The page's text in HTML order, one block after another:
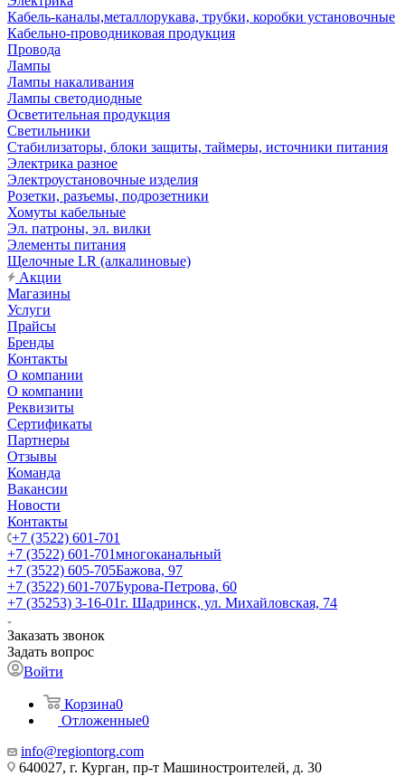
Кабель-каналы,металлорукава, трубки, коробки установочные
Кабельно-проводниковая продукция
Провода
Лампы
Лампы накаливания
Лампы светодиодные
Осветительная продукция
Светильники
Стабилизаторы, блоки защиты, таймеры, источники питания
Электрика разное
Электроустановочные изделия
Розетки, разъемы, подрозетники
Хомуты кабельные
Эл. патроны, эл. вилки
Элементы питания
Щелочные LR (алкалиновые)
Акции
Магазины
Услуги
Прайсы
Бренды
Контакты
О компании
О компании
Реквизиты
Сертификаты
Партнеры
Отзывы
Команда
Вакансии
Новости
Контакты
+7 (3522) 601-701
+7 (3522) 601-701многоканальный
+7 (3522) 605-705Бажова, 97
+7 (3522) 601-707Бурова-Петрова, 60
+7 (35253) 3-16-01г. Шадринск, ул. Михайловская, 74
Заказать звонок
Задать вопрос
Войти
Корзина0
Отложенные0
info@regiontorg.com
640027, г. Курган, пр-т Машиностроителей, д. 30